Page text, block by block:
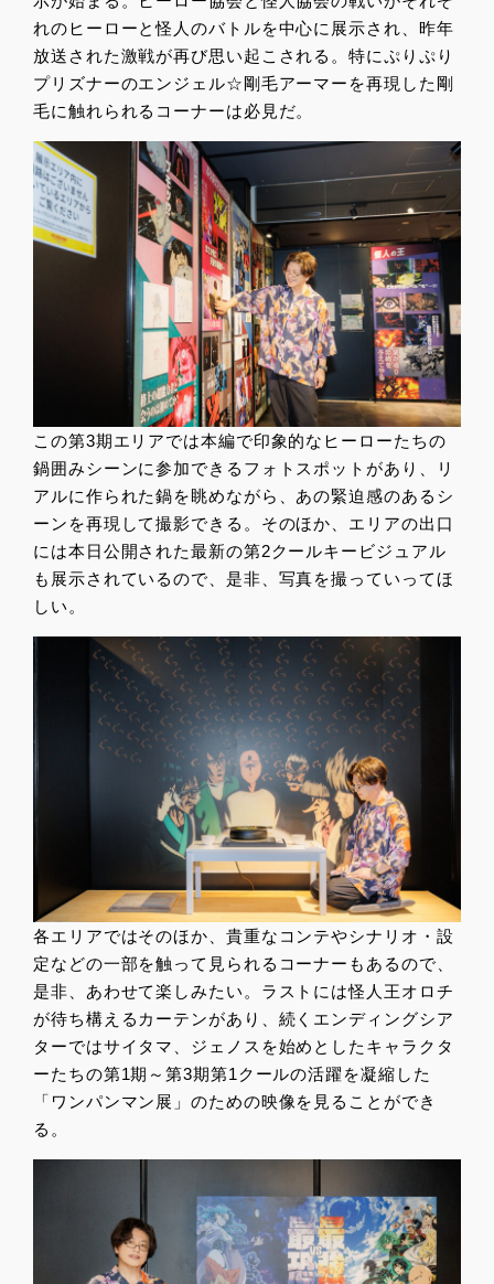
れのヒーローと怪人のバトルを中心に展示され、昨年
放送された激戦が再び思い起こされる。特にぷりぷり
プリズナーのエンジェル☆剛毛アーマーを再現した剛
毛に触れられるコーナーは必見だ。
この第3期エリアでは本編で印象的なヒーローたちの
鍋囲みシーンに参加できるフォトスポットがあり、リ
アルに作られた鍋を眺めながら、あの緊迫感のあるシ
ーンを再現して撮影できる。そのほか、エリアの出口
には本日公開された最新の第2クールキービジュアル
も展示されているので、是非、写真を撮っていってほ
しい。
各エリアではそのほか、貴重なコンテやシナリオ・設
定などの一部を触って見られるコーナーもあるので、
是非、あわせて楽しみたい。ラストには怪人王オロチ
が待ち構えるカーテンがあり、続くエンディングシア
ターではサイタマ、ジェノスを始めとしたキャラクタ
ーたちの第1期～第3期第1クールの活躍を凝縮した
「ワンパンマン展」のための映像を見ることができ
る。